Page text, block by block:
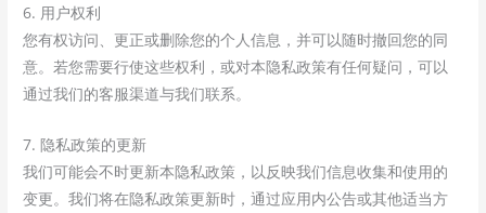
6. 用户权利
您有权访问、更正或删除您的个人信息，并可以随时撤回您的同
意。若您需要行使这些权利，或对本隐私政策有任何疑问，可以
通过我们的客服渠道与我们联系。
7. 隐私政策的更新
我们可能会不时更新本隐私政策，以反映我们信息收集和使用的
变更。我们将在隐私政策更新时，通过应用内公告或其他适当方